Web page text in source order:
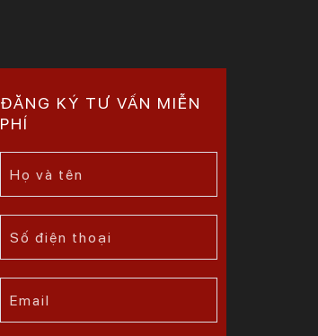
ĐĂNG KÝ TƯ VẤN MIỄN
PHÍ